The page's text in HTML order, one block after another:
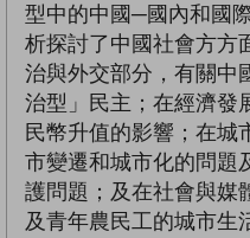
型中的中國─國內和國
析探討了中國社會方方
治與外交部分，有關中
治型」民主；在經濟發
民幣升值的影響；在城
市變遷和城市化的問題
護問題；及在社會與媒
及青年農民工的城市生